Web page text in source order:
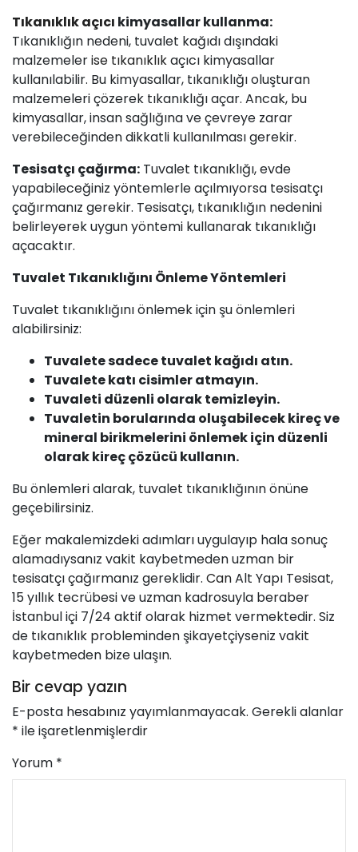
Tıkanıklıkaçıcı kimyasallar kullanma:
Tıkanıklığın nedeni, tuvalet kağıdı dışındaki
malzemelerise tıkanıklıkaçıcı kimyasallar
kullanılabilir. Bu kimyasallar, tıkanıklığı oluşturan
malzemeleri çözerek tıkanıklığı açar. Ancak, bu
kimyasallar, insan sağlığına ve çevreye zarar
verebileceğinden dikkatli kullanılması gerekir.
Tesisatçı çağırma: Tuvalet tıkanıklığı, evde
yapabileceğiniz yöntemlerle açılmıyorsa tesisatçı
çağırmanız gerekir. Tesisatçı, tıkanıklığın nedenini
belirleyerek uygun yöntemi kullanarak tıkanıklığı
açacaktır.
Tuvalet Tıkanıklığını Önleme Yöntemleri
Tuvalet tıkanıklığını önlemek için şu önlemleri
alabilirsiniz:
Tuvalete sadece tuvalet kağıdı atın.
Tuvalete katı cisimler atmayın.
Tuvaleti düzenli olarak temizleyin.
Tuvaletin borularında oluşabilecek kireç ve
mineral birikmelerini önlemek için düzenli
olarak kireç çözücü kullanın.
Bu önlemleri alarak, tuvalet tıkanıklığının önüne
geçebilirsiniz.
Eğer makalemizdeki adımları uygulayıp hala sonuç
alamadıysanız vakit kaybetmeden uzman bir
tesisatçı çağırmanız gereklidir. CanAlt Yapı Tesisat,
15 yıllık tecrübesi ve uzman kadrosuyla beraber
İstanbul içi 7/24 aktif olarak hizmet vermektedir. Siz
de tıkanıklık probleminden şikayetçiyseniz vakit
kaybetmeden bize ulaşın.
Bir cevap yazın
E-posta hesabınız yayımlanmayacak. Gerekli alanlar
* ile işaretlenmişlerdir
Yorum *